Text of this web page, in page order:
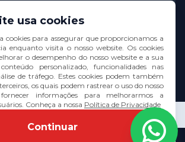
usa cookies
cookies para assegurar que proporcionamos a
enquanto visita o nosso website. Os cookies
o desempenho do nosso website e a sua
personalizado, funcionalidades nas
de tráfego. Estes cookies podem também
os quais podem rastrear o uso do nosso
informações para melhorarmos a
Conheça a nossa Política de Privacidade
Continuar
Todos os direitos reservados.